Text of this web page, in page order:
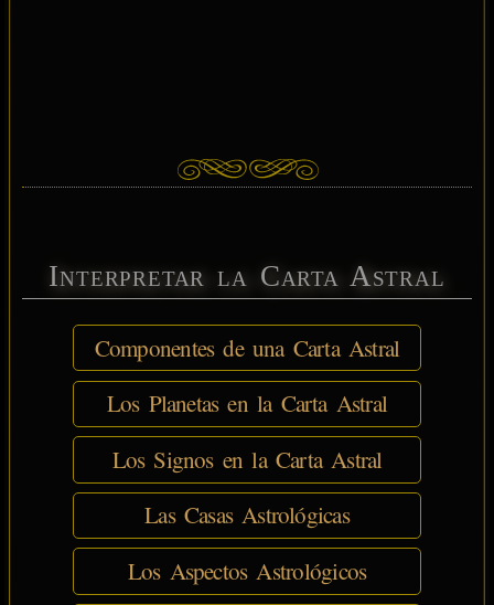
Interpretar la Carta Astral
Componentes de una Carta Astral
Los Planetas en la Carta Astral
Los Signos en la Carta Astral
Las Casas Astrológicas
Los Aspectos Astrológicos